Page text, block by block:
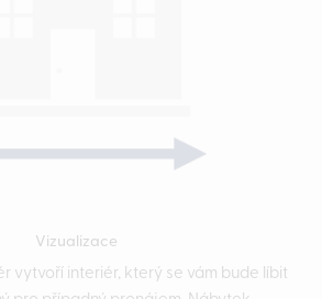
Vizualizace
vytvoří interiér, který se vám bude líbit